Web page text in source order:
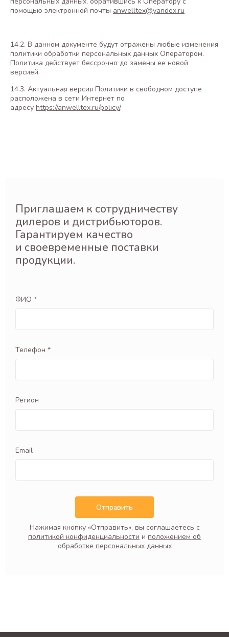
помощью электронной почты anwelltex@yandex.ru
14.2. В данном документе будут отражены любые изменения
политики обработки персональных данных Оператором.
Политика действует бессрочно до замены ее новой
версией.
14.3. Актуальная версия Политики в свободном доступе
расположена в сети Интернет по
адресу https://anwelltex.ru/policy/.
Приглашаем к сотрудничеству
дилеров и дистрибьюторов.
Гарантируем качество
и своевременные поставки
продукции.
ФИО *
Телефон *
Регион
Email
Нажимая кнопку «Отправить», вы соглашаетесь с
политикой конфиденциальности и положением об
обработке персональных данных
Отправить